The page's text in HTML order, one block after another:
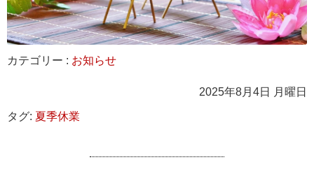
カテゴリー : お知らせ
2025年8月4日 月曜日
タグ: 夏季休業